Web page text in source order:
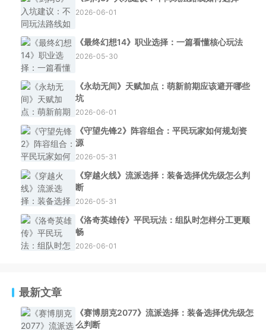
2026-06-01
《最终幻想14》职业选择：一篇看懂核心玩法
2026-05-30
《永劫无间》天赋加点：萌新前期应该避开哪些
坑
2026-06-01
《守望先锋2》阵容组合：平民玩家如何规划资
源
2026-05-31
《穿越火线》流派选择：装备选择优先级怎么判
断
2026-05-31
《洛奇英雄传》平民玩法：组队时怎样分工更顺
畅
2026-06-01
最新文章
《赛博朋克2077》流派选择：装备选择优先级怎
么判断